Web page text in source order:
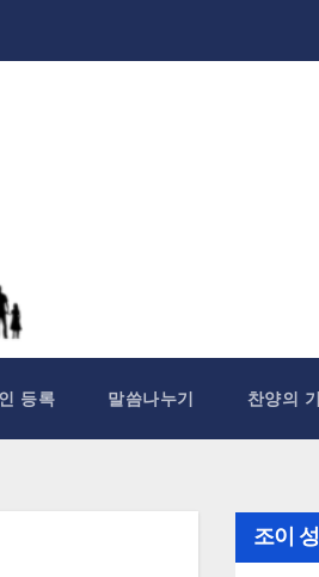
등록 말씀나누기 찬양의
조이